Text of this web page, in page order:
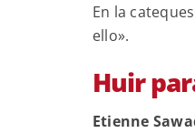
En la
ello».
Huir
Etienne